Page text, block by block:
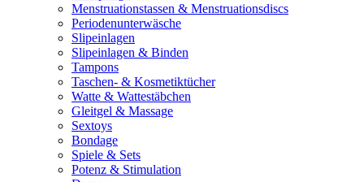
Menstruationstassen & Menstruationsdiscs
Periodenunterwäsche
Slipeinlagen
Slipeinlagen & Binden
Tampons
Taschen- & Kosmetiktücher
Watte & Wattestäbchen
Gleitgel & Massage
Sextoys
Bondage
Spiele & Sets
Potenz & Stimulation